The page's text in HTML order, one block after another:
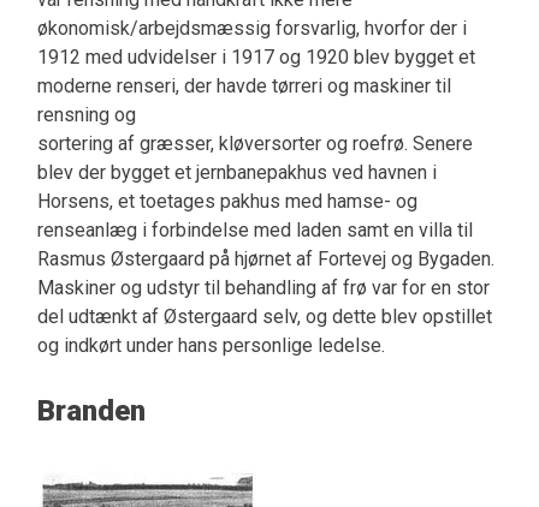
økonomisk/arbejdsmæssig forsvarlig, hvorfor der i
1912 med udvidelser i 1917 og 1920 blev bygget et
moderne renseri, der havde tørreri og maskiner til
rensning og
sortering af græsser, kløversorter og roefrø. Senere
blev der bygget et jernbanepakhus ved havnen i
Horsens, et toetages pakhus med hamse- og
renseanlæg i forbindelse med laden samt en villa til
Rasmus Østergaard på hjørnet af Fortevej og Bygaden.
Maskiner og udstyr til behandling af frø var for en stor
del udtænkt af Østergaard selv, og dette blev opstillet
og indkørt under hans personlige ledelse.
Branden